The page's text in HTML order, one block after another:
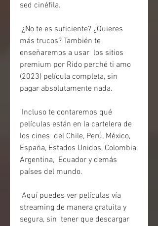
sed cinéfila.
más trucos? También te
enseñaremos a usar  los sitios
premium por Rido perché ti amo
(2023) película completa, sin
pagar absolutamente nada.
películas están en la cartelera de
los cines  del Chile, Perú, México,
España, Estados Unidos, Colombia,
Argentina,  Ecuador y demás
países del mundo.
streaming de manera gratuita y
segura, sin  tener que descargar